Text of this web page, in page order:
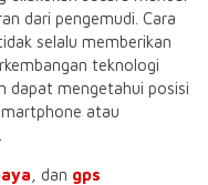
dari pengemudi. Cara
selalu memberikan
teknologi
dapat mengetahui posisi
atau
, dan gps